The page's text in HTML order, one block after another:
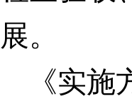
展。
《实